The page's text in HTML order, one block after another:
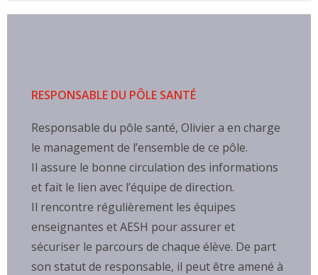
RESPONSABLE DU PÔLE SANTÉ
Responsable du pôle santé, Olivier a en charge
le management de l’ensemble de ce pôle.
Il assure le bonne circulation des informations
et fait le lien avec l’équipe de direction.
Il rencontre régulièrement les équipes
enseignantes et AESH pour assurer et
sécuriser le parcours de chaque élève. De part
son statut de responsable, il peut être amené à